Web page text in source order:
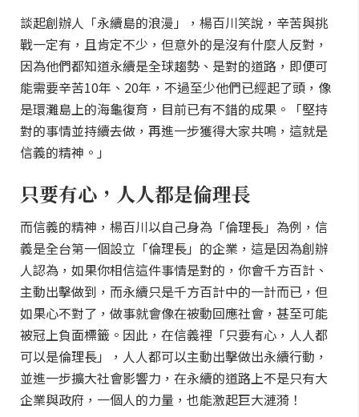
談起創辦人「永續島的浪漫」，楊百川笑說，辛苦與挑
戰一定有，且肯定不少，但意外的是沒有什麼人反對，
因為他們都知道永續是全球趨勢、是對的道路，即便可
能需要辛苦10年、20年，不過至少他們已經起了頭，像
是環灘島上的海龜復育，目前已有不錯的成果。「堅持
對的事情並持續去做，再進一步獲得大家共鳴，這就是
信義的精神。」
只要有心，人人都是倫理長
而信義的精神，楊百川以自己身為「倫理長」為例，信
義是全台第一個設立「倫理長」的企業，這是因為創辦
人認為，如果你相信這件事情是對的，你會千方百計、
主動出擊做到，而永續只是千方百計中的一計而已，但
如果心不對了，做事就會像在被動回應社會，甚至可能
被冠上負面標籤。因此，在信義裡「只要有心，人人都
可以是倫理長」，人人都可以主動出擊做出永續行動，
並進一步擴大社會影響力，在永續的道路上不是只有大
企業與政府，一個人的力量，也能激起巨大漣漪！